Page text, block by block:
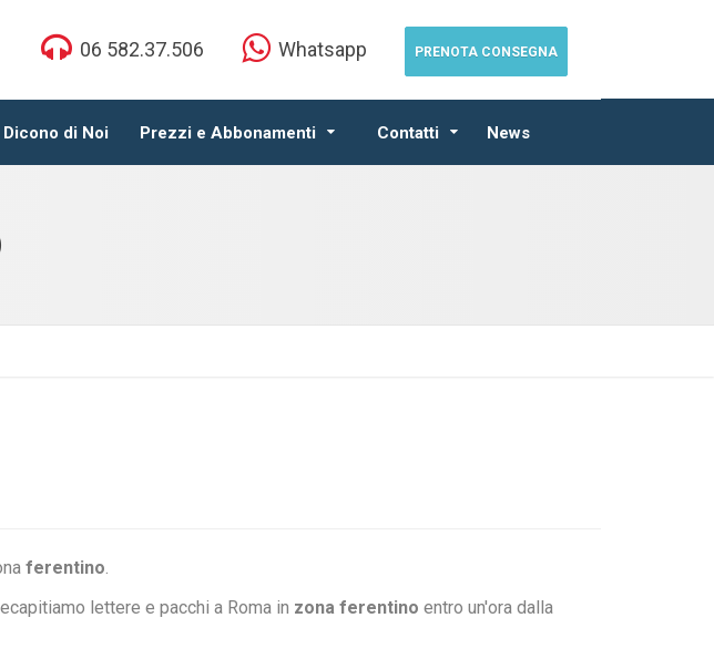
Dicono di Noi Prezzi e Abbonamenti Contatti News
06 582.37.506 Whatsapp PRENOTA CONSEGNA
ferentino.
lettere e pacchi a Roma in zona ferentino entro un'ora dalla